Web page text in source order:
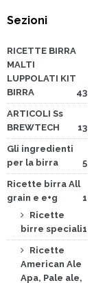
Sezioni
RICETTE BIRRA
MALTI
LUPPOLATI KIT
BIRRA
43
ARTICOLI Ss
BREWTECH
13
Gli ingredienti
per la birra
5
Ricette birra All
grain e e+g
1
Ricette
birre speciali1
Ricette
American Ale
Apa, Pale ale,